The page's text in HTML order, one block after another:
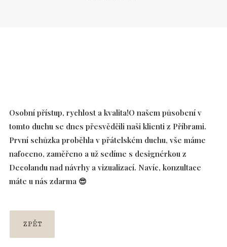
Osobní přístup, rychlost a kvalita!O našem působení v
tomto duchu se dnes přesvědčili naši klienti z Příbrami.
První schůzka proběhla v přátelském duchu, vše máme
nafoceno, zaměřeno a už sedíme s designérkou z
Decolandu nad návrhy a vizualizací. Navíc, konzultace
máte u nás zdarma 😎
ZPĚT